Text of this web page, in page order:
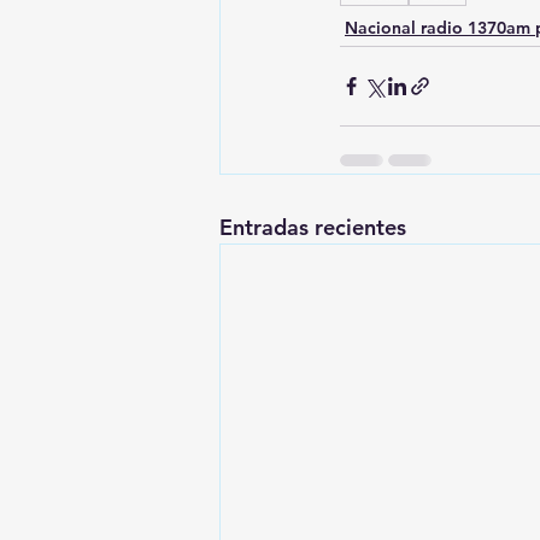
Nacional radio 1370am
Entradas recientes